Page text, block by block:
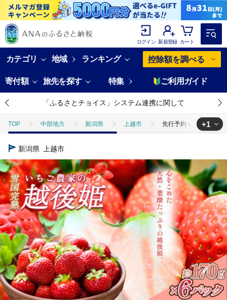
ログイン 新規登録 カート
カテゴリ 地域 ランキング 控除額を調べる
寄付額 旅先を探す 特集 ご利用ガイド
「ふるさとチョイス」システム連携に関して
TOP 中部地方 新潟県 上越市 先行予約 いちご 雪国
TOP
+1
新潟県 上越市